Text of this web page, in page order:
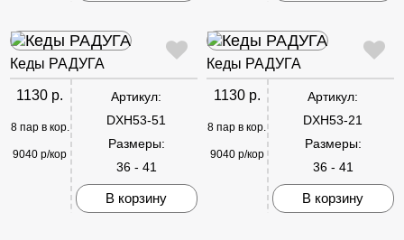
Кеды РАДУГА
1130 р.
8 пар в кор.
9040 р/кор
Артикул:
DXH53-51
Размеры:
36 - 41
В корзину
Кеды РАДУГА
1130 р.
8 пар в кор.
9040 р/кор
Артикул:
DXH53-21
Размеры:
36 - 41
В корзину